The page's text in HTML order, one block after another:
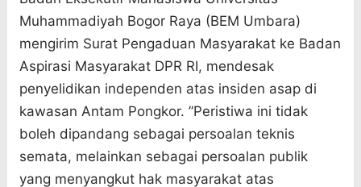
Muhammadiyah Bogor Raya (BEM Umbara)
mengirim Surat Pengaduan Masyarakat ke Badan
Aspirasi Masyarakat DPR RI, mendesak
penyelidikan independen atas insiden asap di
kawasan Antam Pongkor. ”Peristiwa ini tidak
boleh dipandang sebagai persoalan teknis
semata, melainkan sebagai persoalan publik
yang menyangkut hak masyarakat atas